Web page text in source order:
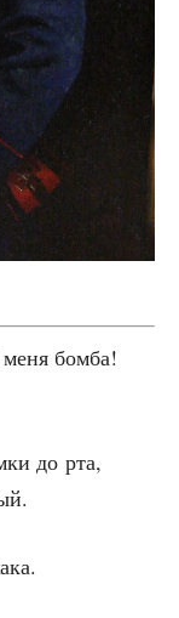
бом­ба!
до рта,